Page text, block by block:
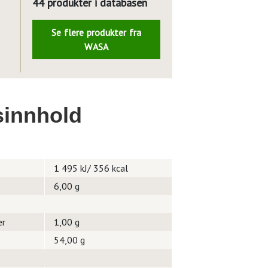
Se flere produkter fra
WASA
1 495 kJ/ 356 kcal
6,00 g
1,00 g
54,00 g